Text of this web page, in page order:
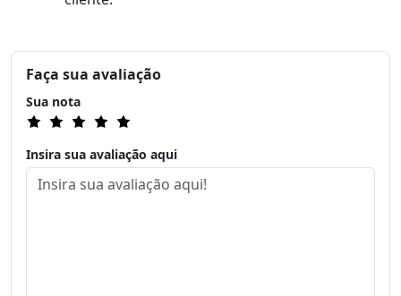
Faça sua avaliação
Sua nota
Insira sua avaliação aqui